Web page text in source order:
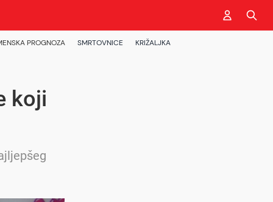
PROGNOZA SMRTOVNICE KRIŽALJKA
koji